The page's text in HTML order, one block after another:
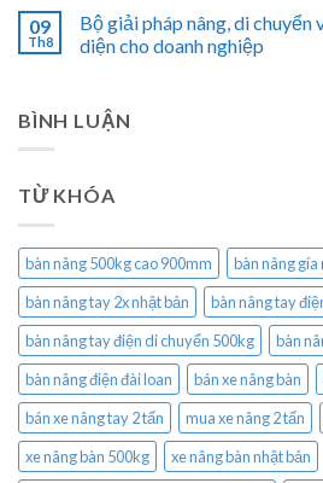
09
Th8
Bộ giải pháp nâng, di chuyển
diện cho doanh nghiệp
BÌNH LUẬN
TỪ KHÓA
bàn nâng 500kg cao 900mm bàn nâng gía
bàn nâng tay 2x nhật bản
bàn nâng tay
bàn nâng tay điện di chuyển 500kg
bàn
bàn nâng điện đài loan
bán xe nâng bàn
bán xe nâng tay 2 tấn
mua xe nâng 2 tấn
xe nâng bàn 500kg
xe nâng bàn nhật bản